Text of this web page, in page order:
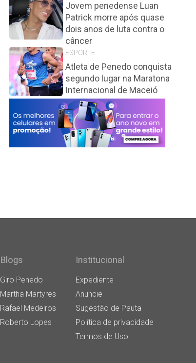
Jovem penedense Luan
Patrick morre após quase
dois anos de luta contra o
câncer
ESPORTE
Atleta de Penedo conquista
segundo lugar na Maratona
Internacional de Maceió
Blogs
Giro Penedo
Martha Martyres
Rafael Medeiros
Roberto Lopes
Institucional
Expediente
Anuncie
Sugestão de Pauta
Política de privacidade
Termos de Uso